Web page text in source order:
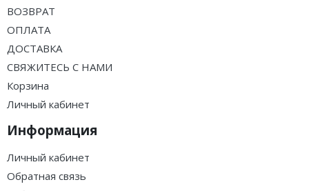
ВОЗВРАТ
ОПЛАТА
ДОСТАВКА
СВЯЖИТЕСЬ С НАМИ
Корзина
Личный кабинет
Информация
Личный кабинет
Обратная связь